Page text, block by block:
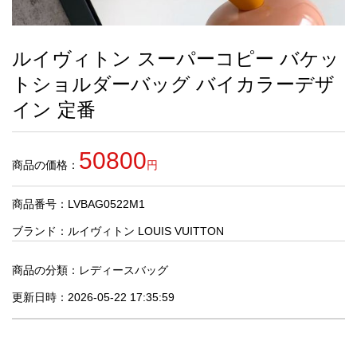
品
お
め
商
人
気
商
セ
ルイヴィトン スーパーコピー バケッ
トショルダーバッグ バイカラーデザ
イン 定番
商品の価格： 50800円
商品番号：LVBAG0522M1
ブランド： ルイヴィトン LOUIS VUITTON
商品の分類： レディースバッグ
更新日時：2026-05-22 17:35:59